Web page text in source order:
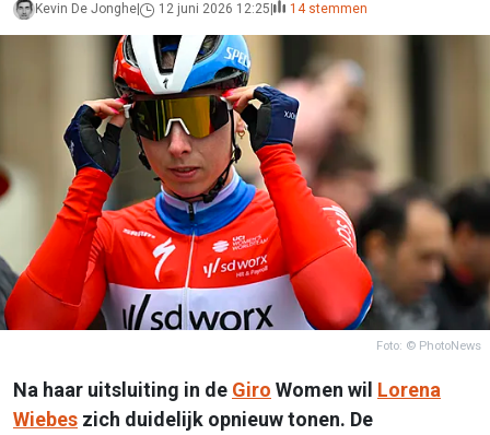
Kevin De Jonghe 12 juni 2026 12:25 14 stemmen
Foto: © PhotoNews
Na haar uitsluiting in de Giro Women wil Lorena
Wiebes zich duidelijk opnieuw tonen. De